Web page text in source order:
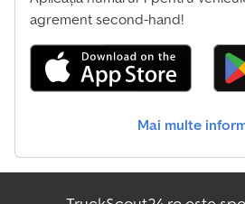
agrement second-hand!
Mai multe